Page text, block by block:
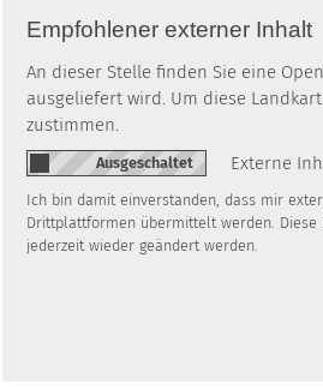
Empfohlener externer Inhalt
An dieser Stelle finden Sie eine
ausgeliefert wird. Um diese
zustimmen.
Externe
Ich bin damit einverstanden, dass mir
Drittplattformen übermittelt werden.
jederzeit wieder geändert werden.